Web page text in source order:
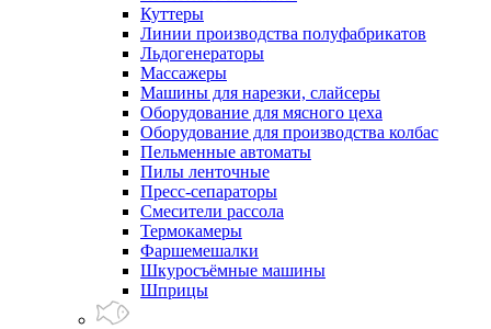
Куттеры
Линии производства полуфабрикатов
Льдогенераторы
Массажеры
Машины для нарезки, слайсеры
Оборудование для мясного цеха
Оборудование для производства колбас
Пельменные автоматы
Пилы ленточные
Пресс-сепараторы
Смесители рассола
Термокамеры
Фаршемешалки
Шкуросъёмные машины
Шприцы